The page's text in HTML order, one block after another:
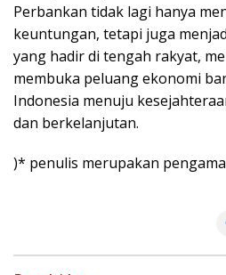
Perbankan tidak lagi hanya
keuntungan, tetapi juga
yang hadir di tengah rakyat,
membuka peluang ekonomi
Indonesia menuju
dan berkelanjutan.
)* penulis merupakan